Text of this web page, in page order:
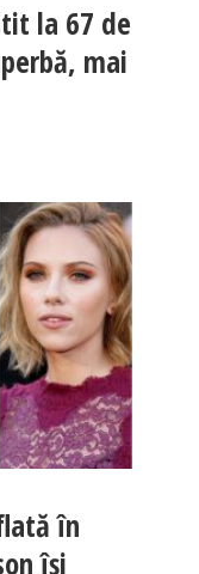
la 67 de
mai
în
își